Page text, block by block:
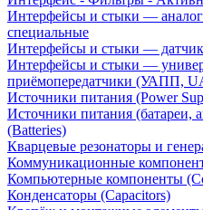
Интерфейсы и стыки —
специальные
Интерфейсы и стыки —
Интерфейсы и стыки —
приёмопередатчики (УАПП,
Источники питания (Power
Источники питания (батареи,
(Batteries)
Кварцевые резонаторы и
Коммуникационные
Компьютерные компоненты
Конденсаторы (Capacitors)